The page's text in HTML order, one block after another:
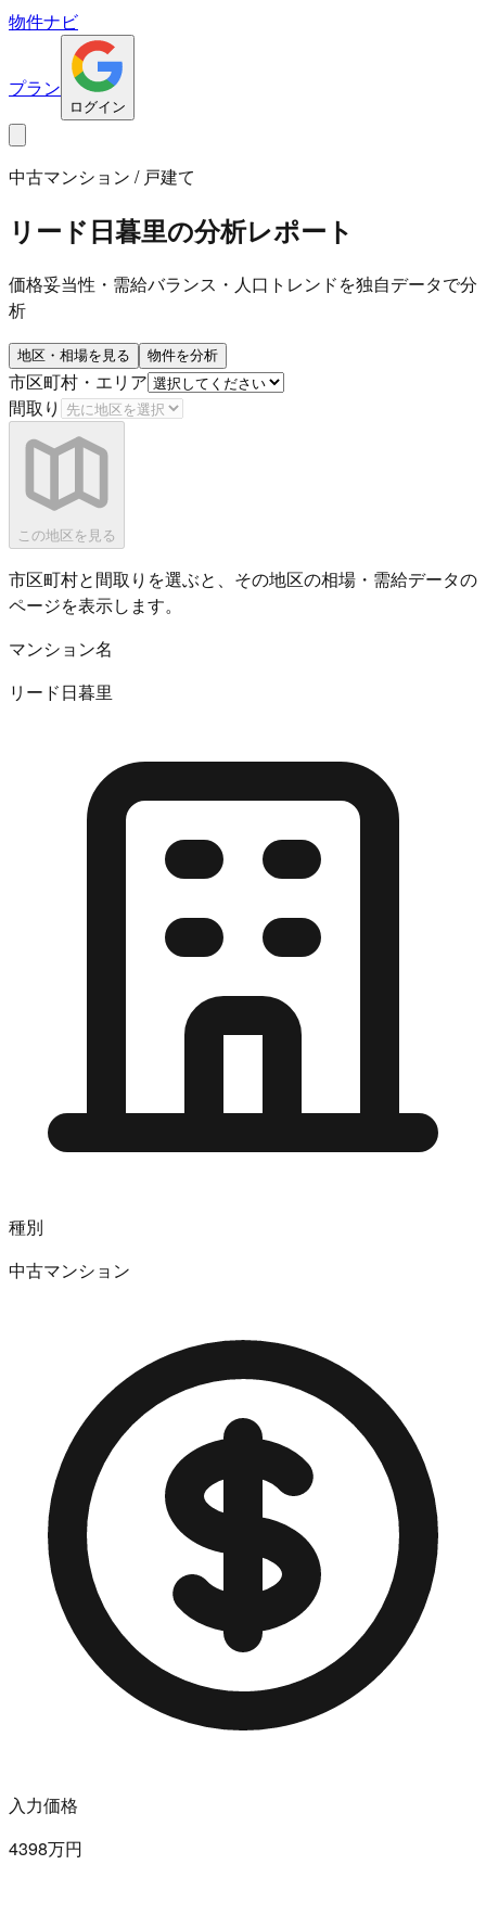
物件ナビ
プラン
ログイン
中古マンション / 戸建て
リード日暮里の分析レポート
価格妥当性・需給バランス・人口トレンドを独自データで分
析
地区・相場を見る 物件を分析
市区町村・エリア
間取り
この地区を見る
市区町村と間取りを選ぶと、その地区の相場・需給データの
ページを表示します。
マンション名
リード日暮里
種別
中古マンション
入力価格
4398万円